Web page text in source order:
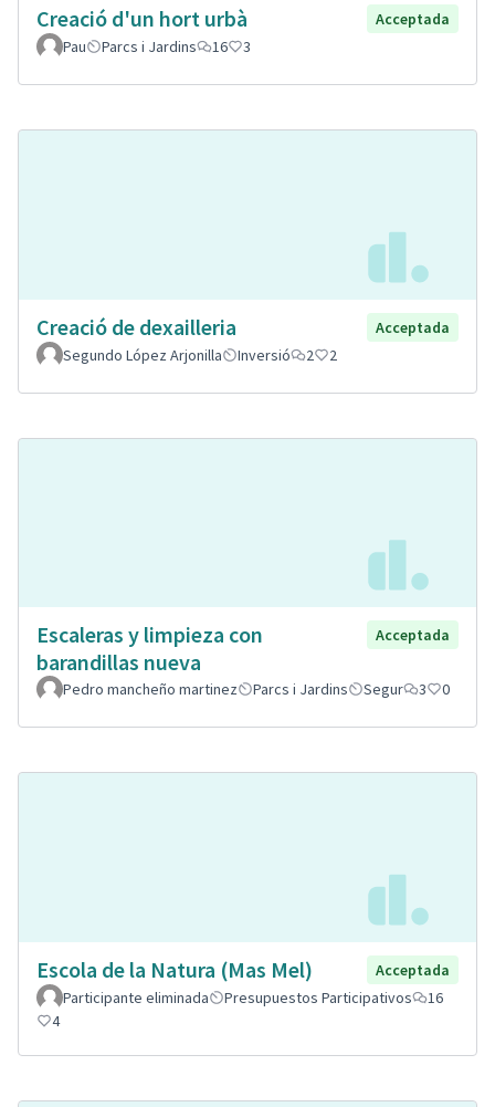
Creació d'un hort urbà
Acceptada
Pau
Parcs i Jardins 16 3
Creació de dexailleria
Acceptada
Segundo López Arjonilla
Inversió 2 2
Escaleras y limpieza con
barandillas nueva
Acceptada
Pedro mancheño martinez Parcs i Jardins Segur 3 0
Escola de la Natura (Mas Mel)
Acceptada
Participante eliminada
Presupuestos Participativos
16
4